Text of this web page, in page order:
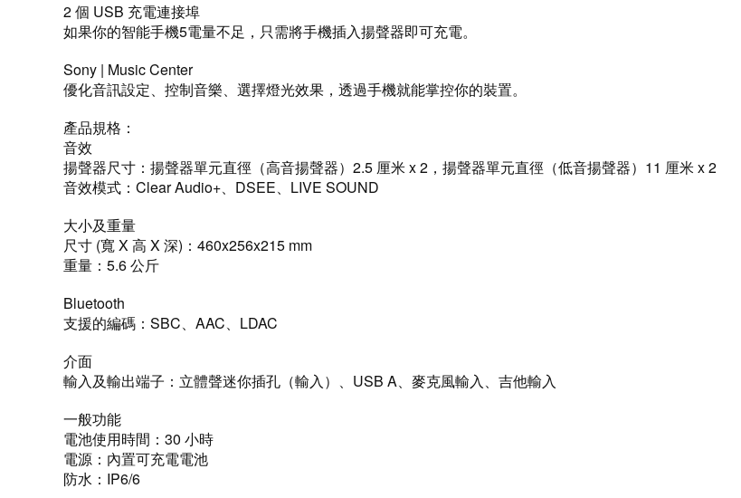
2 個 USB 充電連接埠
如果你的智能手機5電量不足，只需將手機插入揚聲器即可充電。
Sony | Music Center
優化音訊設定、控制音樂、選擇燈光效果，透過手機就能掌控你的裝置。
產品規格：
音效
揚聲器尺寸：揚聲器單元直徑（高音揚聲器）2.5 厘米 x 2，揚聲器單元直徑（低音揚聲器）11 厘米 x 2
音效模式：Clear Audio+、DSEE、LIVE SOUND
大小及重量
尺寸 (寬 X 高 X 深)：460x256x215 mm
重量：5.6 公斤
Bluetooth
支援的編碼：SBC、AAC、LDAC
介面
輸入及輸出端子：立體聲迷你插孔（輸入）、USB A、麥克風輸入、吉他輸入
一般功能
電池使用時間：30 小時
電源：內置可充電電池
防水：IP6/6